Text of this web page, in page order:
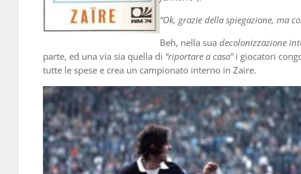
“Ok, grazie della spiegazione, ma
Beh, nella sua decolonizzazione
parte, ed una via sia quella di “riportare a casa”i giocatori
tutte le spese e crea un campionato interno in Zaire.